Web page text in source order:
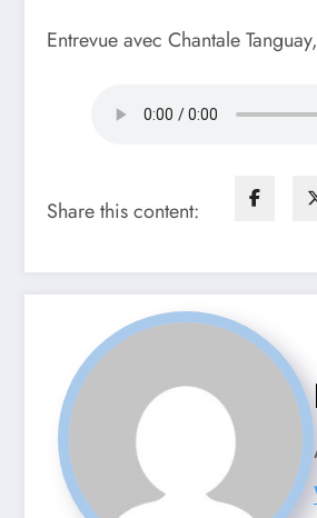
Entrevue avec Chantale
Share this content: